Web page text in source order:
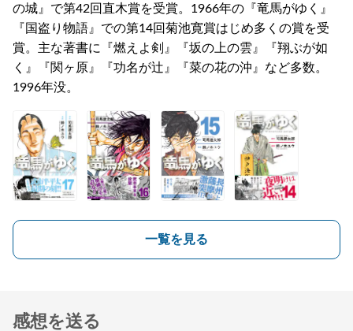
の城』で第42回直木賞を受賞。1966年の『竜馬がゆく』
『国盗り物語』での第14回菊池寛賞はじめ多くの賞を受
賞。主な著書に『燃えよ剣』『坂の上の雲』『翔ぶが如
く』『関ヶ原』『功名が辻』『菜の花の沖』など多数。
1996年没。
一覧を見る
感想を送る